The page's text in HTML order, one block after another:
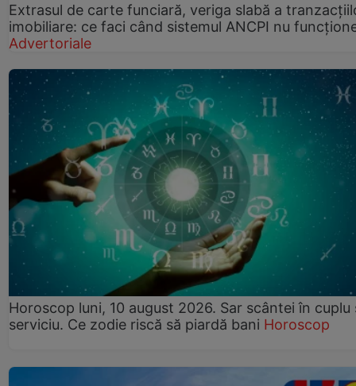
Extrasul de carte funciară, veriga slabă a
imobiliare: ce faci când sistemul ANCPI nu
Advertoriale
Horoscop luni, 10 august 2026. Sar scântei în cuplu
serviciu. Ce zodie riscă să piardă bani Horoscop